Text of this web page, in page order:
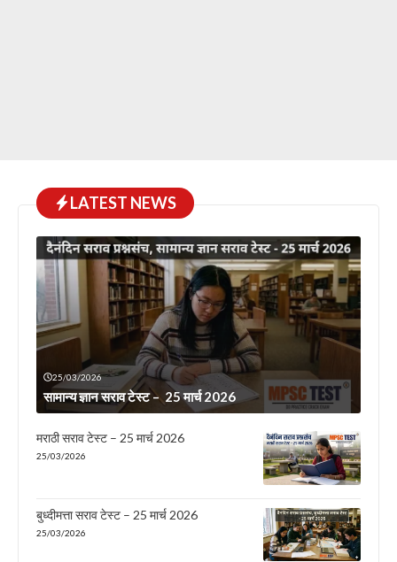
LATEST NEWS
25/03/2026
सामान्य ज्ञान सराव टेस्ट – 25 मार्च 2026
मराठी सराव टेस्ट – 25 मार्च 2026
25/03/2026
बुध्दीमत्ता सराव टेस्ट – 25 मार्च 2026
25/03/2026